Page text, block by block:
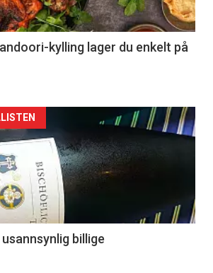
kylling lager du enkelt på
billige